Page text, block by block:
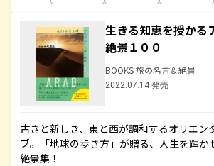
生きる知恵を授かる
絶景１００
BOOKS 旅の名言＆絶景
2022.07.14 発売
古きと新しき、東と西が調和するオリエン
ブ。「地球の歩き方」が贈る、人生を輝か
絶景集！